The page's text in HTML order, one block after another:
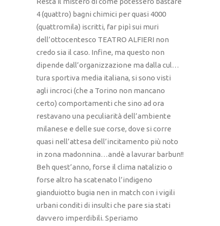
4 (quattro) bagni chimici per quasi 4000
(quattromila) iscritti, far pipì sui muri
dell’ottocentesco TEATRO ALFIERI non
credo sia il caso. Infine, ma questo non
dipende dall’organizzazione ma dalla cul…
tura sportiva media italiana, si sono visti
agli incroci (che a Torino non mancano
certo) comportamenti che sino ad ora
restavano una peculiarità dell’ambiente
milanese e delle sue corse, dove si corre
quasi nell’attesa dell’incitamento più noto
in zona madonnina…andè a lavurar barbun!!
Beh quest’anno, forse il clima natalizio o
forse altro ha scatenato l’indigeno
gianduiotto bugia nen in match con i vigili
urbani conditi di insulti che pare sia stati
davvero imperdibili. Speriamo